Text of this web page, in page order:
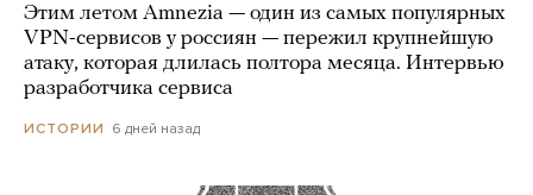
Этим летом Amnezia — один из самых популярных
VPN-сервисов у россиян — пережил крупнейшую
атаку, которая длилась полтора месяца. Интервью
разработчика сервиса
ИСТОРИИ 6 дней назад